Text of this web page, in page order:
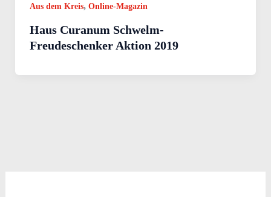
Aus dem Kreis, Online-Magazin
Haus Curanum Schwelm-
Freudeschenker Aktion 2019